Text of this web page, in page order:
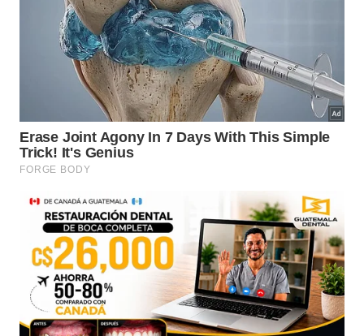
ambiente preservado e demonstrando verdadeiro
espírito comunitáriodurante o dinâmico processo
seleção de famílias.
Ter filhos em idade de frequentar a escola primária